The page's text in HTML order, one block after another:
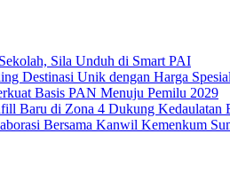
Sila Unduh di Smart PAI
Destinasi Unik dengan Harga Spesial
Basis PAN Menuju Pemilu 2029
Baru di Zona 4 Dukung Kedaulatan
Bersama Kanwil Kemenkum